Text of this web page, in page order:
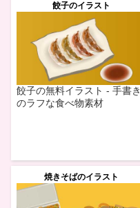
餃子のイラスト
餃子の無料イラスト - 手書き
のラフな食べ物素材
焼きそばのイラスト